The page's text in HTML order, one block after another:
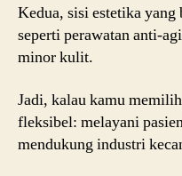
Kedua, sisi estetika
seperti perawatan anti-
minor kulit.
Jadi, kalau kamu
fleksibel: melayani
mendukung industri